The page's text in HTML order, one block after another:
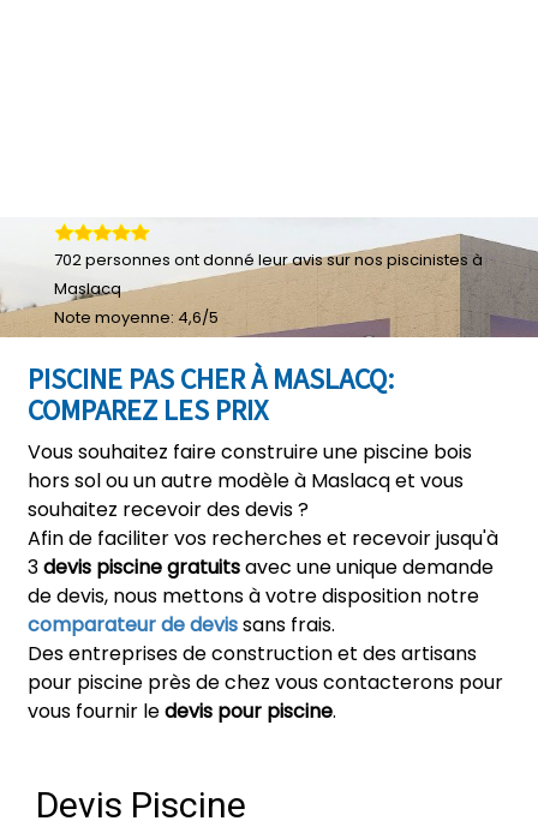
PISCINE PAS CHER À MASLACQ:
COMPAREZ LES PRIX
Vous souhaitez faire construire une piscine bois
hors sol ou un autre modèle à Maslacq et vous
souhaitez recevoir des devis ?
Afin de faciliter vos recherches et recevoir jusqu'à
3devis piscine gratuitsavec une unique demande
de devis, nous mettons à votre disposition notre
comparateur de devissans frais.
Des entreprises de construction et des artisans
pour piscine près de chez vous contacterons pour
vous fournir ledevis pour piscine.
702personnes ont donné leuravis sur nos piscinistes à
Maslacq
Note moyenne: 4,6/5
Devis Piscine